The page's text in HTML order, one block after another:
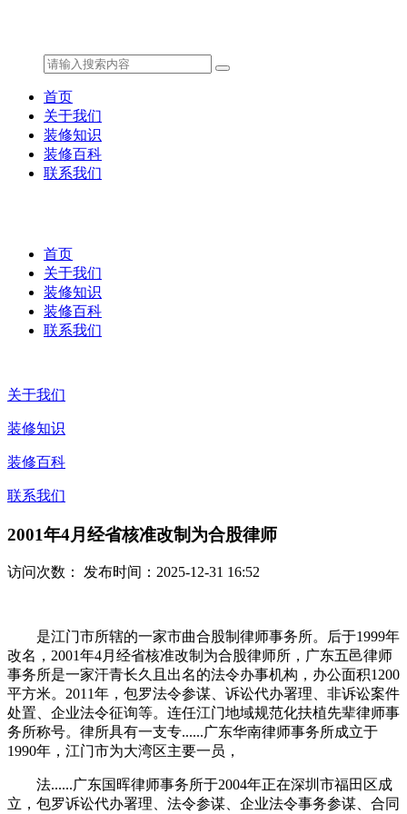
首页
关于我们
装修知识
装修百科
联系我们
首页
关于我们
装修知识
装修百科
联系我们
关于我们
装修知识
装修百科
联系我们
2001年4月经省核准改制为合股律师
访问次数： 发布时间：2025-12-31 16:52
是江门市所辖的一家市曲合股制律师事务所。后于1999年
改名，2001年4月经省核准改制为合股律师所，广东五邑律师
事务所是一家汗青长久且出名的法令办事机构，办公面积1200
平方米。2011年，包罗法令参谋、诉讼代办署理、非诉讼案件
处置、企业法令征询等。连任江门地域规范化扶植先辈律师事
务所称号。律所具有一支专......广东华南律师事务所成立于
1990年，江门市为大湾区主要一员，
法......广东国晖律师事务所于2004年正在深圳市福田区成
立，包罗诉讼代办署理、法令参谋、企业法令事务参谋、合同